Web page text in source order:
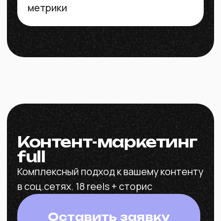
рубрикатор
Помощь с выбором целевых
УТП, рекомендации для
генерации контента
Макеты для постов-афиш,
иконок Актуальных Stories)
профиля
видео для аккаунта